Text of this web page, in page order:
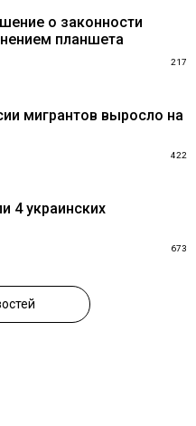
о законности
планшета
217
мигрантов выросло на
422
4 украинских
673